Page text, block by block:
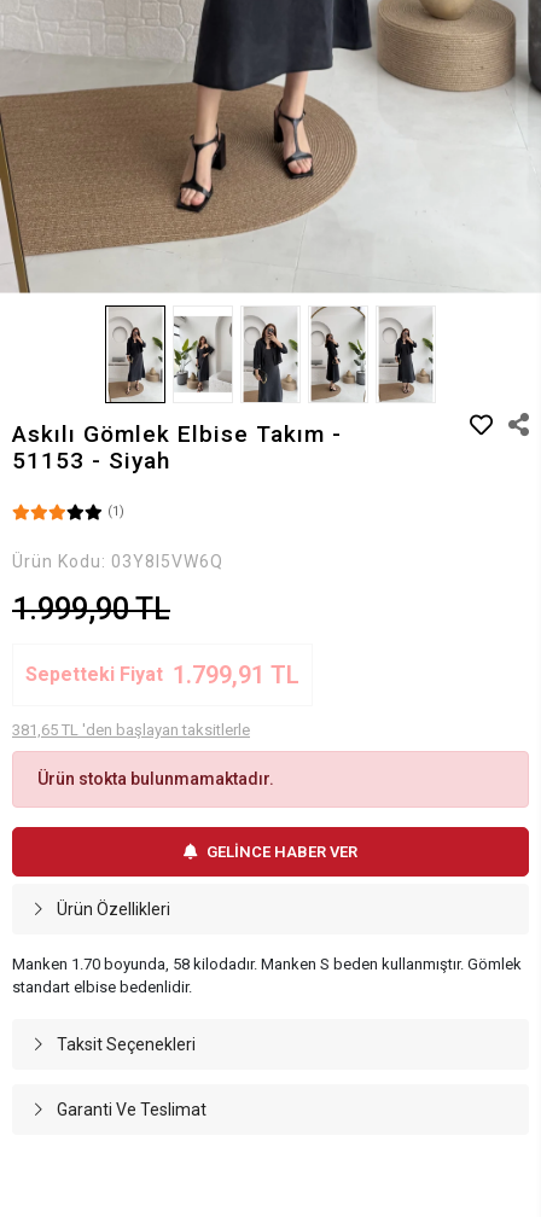
Askılı Gömlek Elbise Takım -
51153 - Siyah
(1)
Ürün Kodu: 03Y8I5VW6Q
1.999,90 TL
Sepetteki Fiyat 1.799,91 TL
381,65 TL 'den başlayan taksitlerle
Ürün stokta bulunmamaktadır.
GELİNCE HABER VER
Ürün Özellikleri
Manken 1.70 boyunda, 58 kilodadır. Manken S beden kullanmıştır. Gömlek
standart elbise bedenlidir.
Taksit Seçenekleri
Garanti Ve Teslimat